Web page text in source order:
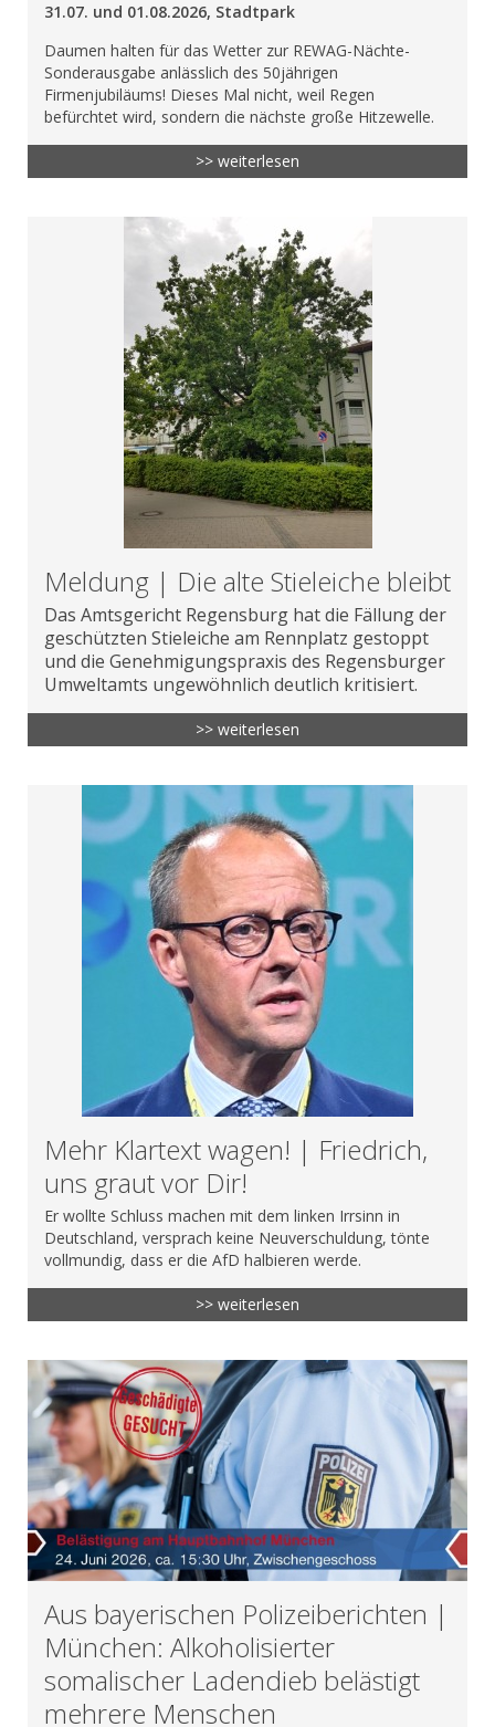
31.07. und 01.08.2026, Stadtpark
Daumen halten für das Wetter zur REWAG-Nächte-
Sonderausgabe anlässlich des 50jährigen
Firmenjubiläums! Dieses Mal nicht, weil Regen
befürchtet wird, sondern die nächste große Hitzewelle.
>> weiterlesen
Meldung | Die alte Stieleiche bleibt
Das Amtsgericht Regensburg hat die Fällung der
geschützten Stieleiche am Rennplatz gestoppt
und die Genehmigungspraxis des Regensburger
Umweltamts ungewöhnlich deutlich kritisiert.
>> weiterlesen
Mehr Klartext wagen! | Friedrich,
uns graut vor Dir!
Er wollte Schluss machen mit dem linken Irrsinn in
Deutschland, versprach keine Neuverschuldung, tönte
vollmundig, dass er die AfD halbieren werde.
>> weiterlesen
Aus bayerischen Polizeiberichten |
München: Alkoholisierter
somalischer Ladendieb belästigt
mehrere Menschen